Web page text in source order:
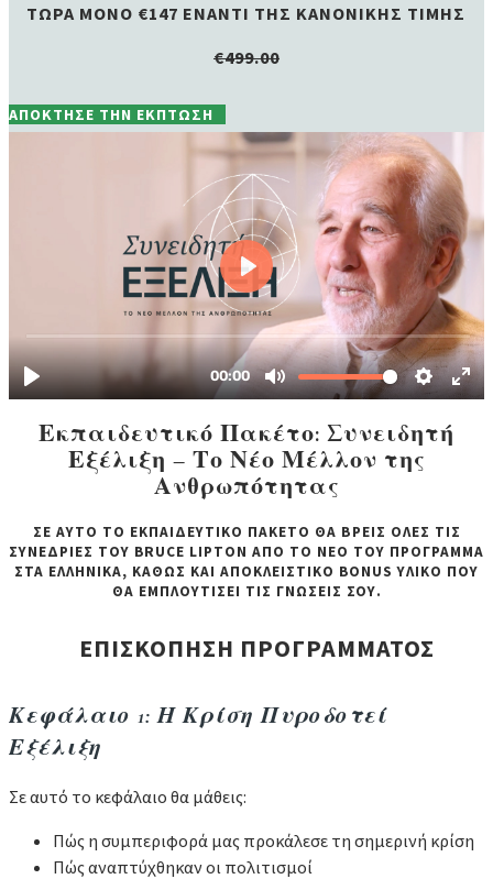
ΤΩΡΑ ΜΟΝΟ €147 ΕΝΑΝΤΙ ΤΗΣ ΚΑΝΟΝΙΚΗΣ ΤΙΜΗΣ
€499.00
ΑΠΟΚΤΗΣΕ ΤΗΝ ΕΚΠΤΩΣΗ
Εκπαιδευτικό Πακέτο: Συνειδητή
Εξέλιξη – Το Νέο Μέλλον της
Ανθρωπότητας
ΣΕ ΑΥΤΟ ΤΟ ΕΚΠΑΙΔΕΥΤΙΚΟ ΠΑΚΕΤΟ ΘΑ ΒΡΕΙΣ ΟΛΕΣ ΤΙΣ
ΣΥΝΕΔΡΙΕΣ ΤΟΥ BRUCE LIPΤΟΝ ΑΠΟ ΤΟ ΝΕΟ ΤΟΥ ΠΡΟΓΡΑΜΜΑ
ΣΤΑ ΕΛΛΗΝΙΚΑ, ΚΑΘΩΣ ΚΑΙ ΑΠΟΚΛΕΙΣΤΙΚΟ BONUS ΥΛΙΚΟ ΠΟΥ
ΘΑ ΕΜΠΛΟΥΤΙΣΕΙ ΤΙΣ ΓΝΩΣΕΙΣ ΣΟΥ.
ΕΠΙΣΚΟΠΗΣΗ ΠΡΟΓΡΑΜΜΑΤΟΣ
Κεφάλαιο 1: Η Κρίση Πυροδοτεί
Εξέλιξη
Σε αυτό το κεφάλαιο θα μάθεις:
Πώς η συμπεριφορά μας προκάλεσε τη σημερινή κρίση
Πώς αναπτύχθηκαν οι πολιτισμοί